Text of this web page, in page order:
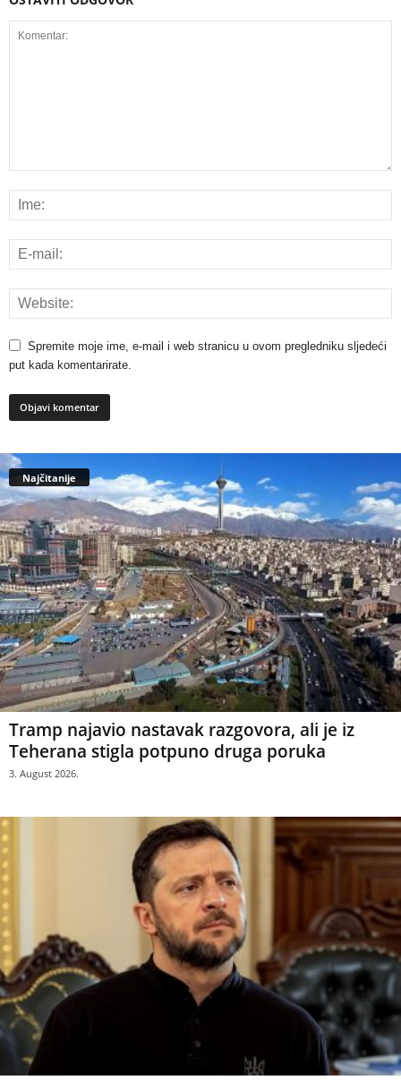
Spremite moje ime, e-mail i web stranicu u ovom pregledniku sljedeći
put kada komentarirate.
Najčitanije
Tramp najavio nastavak razgovora, ali je iz
Teherana stigla potpuno druga poruka
3. August 2026.